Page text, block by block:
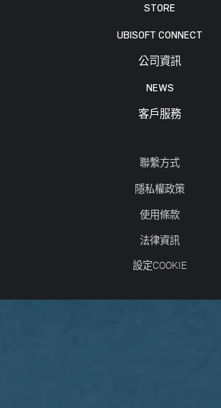
STORE
UBISOFT CONNECT
公司資訊
NEWS
客戶服務
聯繫方式
隱私權政策
使用條款
法律資訊
設定COOKIE